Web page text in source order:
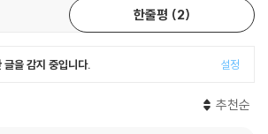
대해서 생각해 보자. 여성이나, 유대인, 또는 퀴어나
여성을 이르는 속어)로 불릴 때, 이는 그 부름이 발
인 것으로 들릴 수도(해독될 수도) 있고 모욕적인
수도) 있다. 이름이 불릴 때 우리는 종종 대답을
떻게 대답해야 할까 주저하게 된다. 그 이유는 이
책임성 등을 설명하는 필수 조건으로 논의되기
제국주의적이며 지배적 개념으로서 해체되어야
다. 버틀러는 주체에 대한 이러한 논쟁들이 어떻
해가능성, 인식가능성을 획득하고 재생산하기
한줄평 2
글을 감지 중입니다. 설정
추천순